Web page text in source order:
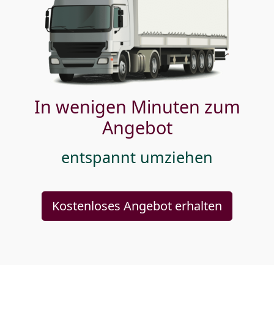
In wenigen Minuten zum
Angebot
entspannt umziehen
Kostenloses Angebot erhalten